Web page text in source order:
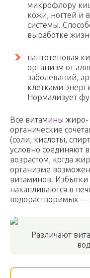
микрофлору
кожи, ногтей и
системы.
выработке
пантотеновая
организм от
заболеваний,
клетками
Нормализует
Все витамины
органические
(соли, кислоты,
условно соединяют
возрастом, когда
организме
витаминов.
накапливаются в
водорастворимых —
Различают